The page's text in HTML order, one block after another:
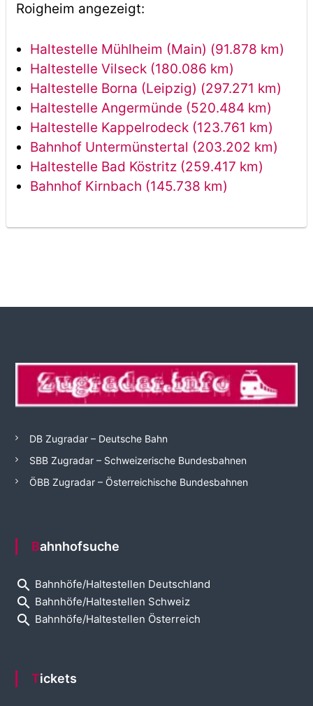
Roigheim angezeigt:
Haltestelle Mühlheim (Main) (91.878 km)
Haltestelle Vilseck (180.086 km)
Haltestelle Borna (Leipzig) (297.271 km)
Haltestelle Angermünde (520.484 km)
Haltestelle Kappelrodeck (123.761 km)
Bahnhof Untermünstertal (203.202 km)
Haltestelle Bad Köstritz (259.417 km)
Bahnhof Kirnbach (145.738 km)
DB Zugradar – Deutsche Bahn
SBB Zugradar – Schweizerische Bundesbahnen
ÖBB Zugradar – Österreichische Bundesbahnen
Bahnhofsuche
search Bahnhöfe/Haltestellen Deutschland
search Bahnhöfe/Haltestellen Schweiz
search Bahnhöfe/Haltestellen Österreich
Tickets